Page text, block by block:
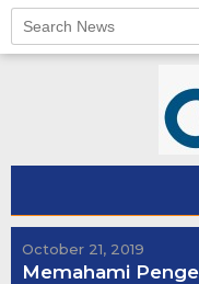
Skip
content
October 21, 2019
Memahami